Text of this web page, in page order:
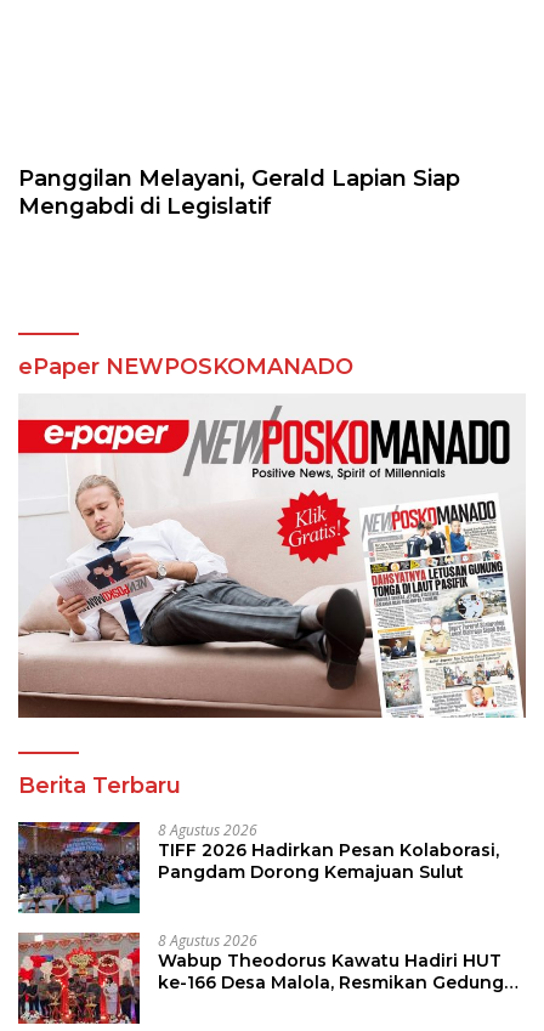
Panggilan Melayani, Gerald Lapian Siap
Mengabdi di Legislatif
ePaper NEWPOSKOMANADO
Berita Terbaru
8 Agustus 2026
TIFF 2026 Hadirkan Pesan Kolaborasi,
Pangdam Dorong Kemajuan Sulut
8 Agustus 2026
Wabup Theodorus Kawatu Hadiri HUT
ke-166 Desa Malola, Resmikan Gedung